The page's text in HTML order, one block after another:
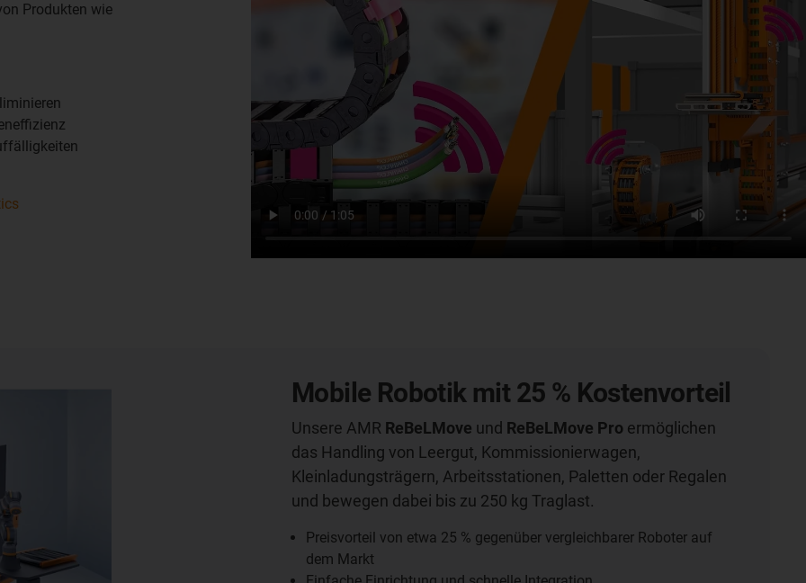
Produkten wie
Mobile Robotik mit 25 % Kostenvorteil
Unsere AMR ReBeLMove und ReBeLMove Pro ermöglichen
das Handling von Leergut, Kommissionierwagen,
Kleinladungsträgern, Arbeitsstationen, Paletten oder Regalen
und bewegen dabei bis zu 250 kg Traglast.
Preisvorteil von etwa 25 % gegenüber vergleichbarer Roboter auf
dem Markt